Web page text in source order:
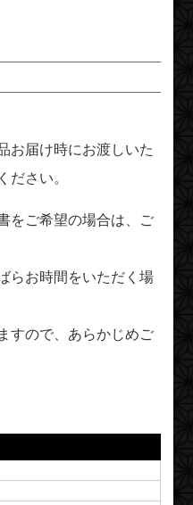
お届け時にお渡しいた
ださい。
をご希望の場合は、ご
らお時間をいただく場
すので、あらかじめご